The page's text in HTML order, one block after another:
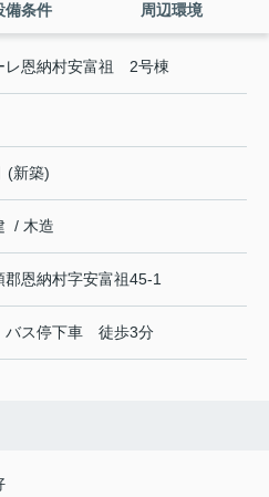
備条件 周辺環境
レ恩納村安富祖 2号棟
(新築)
/ 木造
郡恩納村字安富祖45-1
バス停下車 徒歩3分